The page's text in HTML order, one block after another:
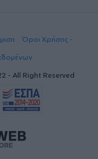
Όροι Χρήσης -
All Right Reserved